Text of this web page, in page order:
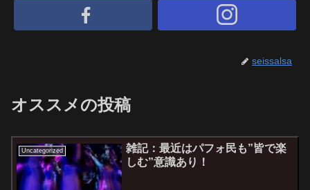
seissalsa
オススメの投稿
Uncategorized
雑記：最近はパフォ民も”皆で楽
しむ”意識あり！